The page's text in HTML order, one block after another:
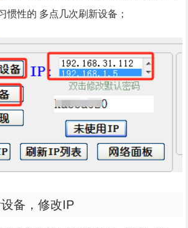
惯性的 多点几次刷新设备；
备，修改IP